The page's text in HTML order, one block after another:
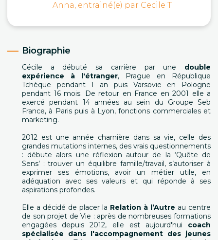
Anna, entrainé(e) par Cecile T
Biographie
Cécile a débuté sa carrière par une double
expérience à l'étranger, Prague en République
Tchèque pendant 1 an puis Varsovie en Pologne
pendant 16 mois. De retour en France en 2001 elle a
exercé pendant 14 années au sein du Groupe Seb
France, à Paris puis à Lyon, fonctions commerciales et
marketing.
2012 est une année charnière dans sa vie, celle des
grandes mutations internes, des vrais questionnements
: débute alors une réflexion autour de la ‘Quête de
Sens’ : trouver un équilibre famille/travail, s’autoriser à
exprimer ses émotions, avoir un métier utile, en
adéquation avec ses valeurs et qui réponde à ses
aspirations profondes.
Elle a décidé de placer la Relation à l’Autre au centre
de son projet de Vie : après de nombreuses formations
engagées depuis 2012, elle est aujourd'hui coach
spécialisée dans l'accompagnement des jeunes